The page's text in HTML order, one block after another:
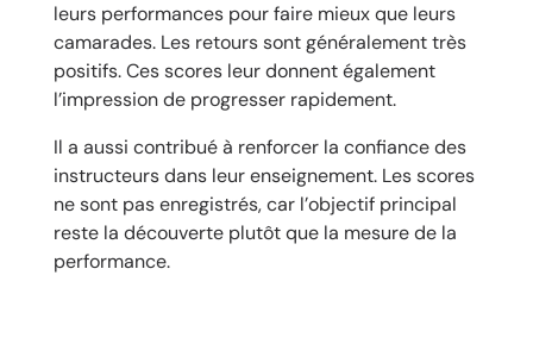
leurs performances pour faire mieux que leurs
camarades. Les retours sont généralement très
positifs. Ces scores leur donnent également
l’impression de progresser rapidement.
Il a aussi contribué à renforcer la confiance des
instructeurs dans leur enseignement. Les scores
ne sont pas enregistrés, car l’objectif principal
reste la découverte plutôt que la mesure de la
performance.